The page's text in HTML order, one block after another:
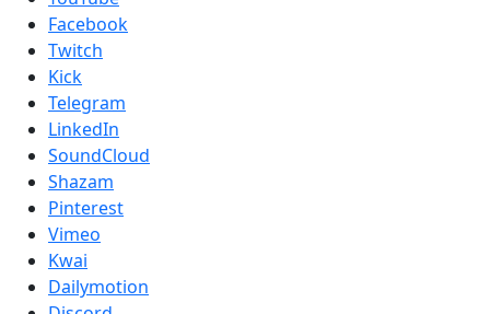
Facebook
Twitch
Kick
Telegram
LinkedIn
SoundCloud
Shazam
Pinterest
Vimeo
Kwai
Dailymotion